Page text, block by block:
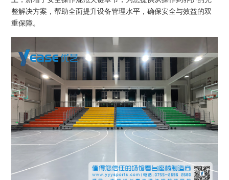
整解决方案，帮助全面提升设备管理水平，确保安全与效益的双
重保障。